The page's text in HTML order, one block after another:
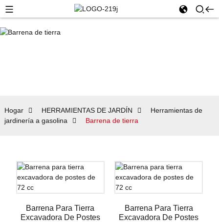
Hogar HERRAMIENTAS DE JARDÍN
Herramientas de
jardinería a gasolina
Barrena de tierra
Barrena Para Tierra
Excavadora De Postes
Barrena Para Tierra
Excavadora De Postes